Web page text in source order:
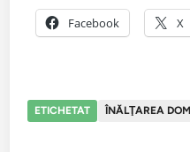
Facebook X
ETICHETAT ÎNĂLŢAREA